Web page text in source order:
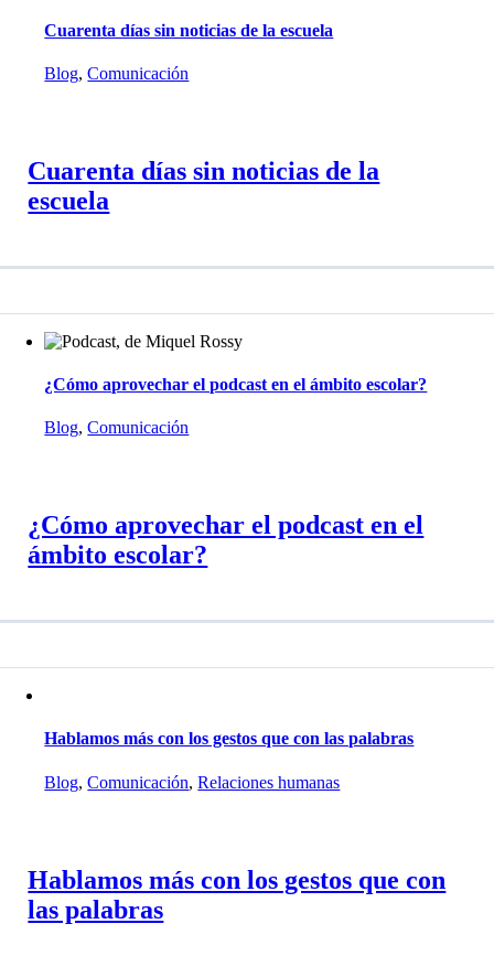
Cuarenta días sin noticias de la escuela
Blog,Comunicación
Cuarenta días sin noticias de la
escuela
¿Cómo aprovechar el podcast en el ámbito escolar?
Blog,Comunicación
¿Cómo aprovechar el podcast en el
ámbito escolar?
Hablamos más con los gestos que con las palabras
Blog,Comunicación,Relaciones humanas
Hablamos más con los gestos que con
las palabras